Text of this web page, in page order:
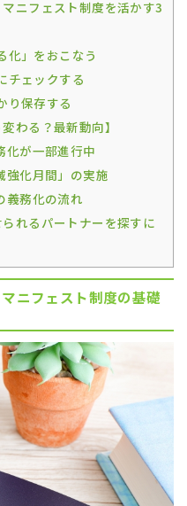
ニフェスト制度を活かす3
化」をおこなう
チェックする
り保存する
わる？最新動向】
化が一部進行中
強化月間」の実施
義務化の流れ
れるパートナーを探すに
ニフェスト制度の基礎